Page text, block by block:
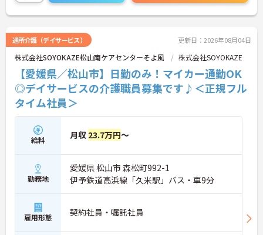
通所介護（デイサービス） 更新日：2026年08月04日
株式会社SOYOKAZE松山南ケアセンターそよ風 株式会社SOYOKAZE
【愛媛県／松山市】日勤のみ！マイカー通勤OK
◎デイサービスの介護職員募集です♪＜正規フル
タイム社員＞
給料 月収 23.7万円～
勤務地
愛媛県 松山市 森松町992-1
伊予鉄道高浜線「久米駅」バス・車9分
雇用形態 契約社員・嘱託社員